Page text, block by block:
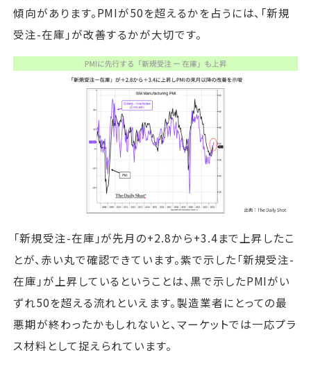
傾向があります。PMIが50を超えるかを占うには、「新規
受注-在庫」が改善するかが大切です。
「新規受注-在庫」が先月の+2.8から+3.4まで上昇したこ
とが、赤い丸で確認できています。紫で示した「新規受注-
在庫」が上昇しているということは、黒で示したPMIがい
ずれ50を超える流れといえます。製造業者にとっての最
悪期が終わったかもしれないと、マーケットでは一応プラ
ス材料として捉えられています。